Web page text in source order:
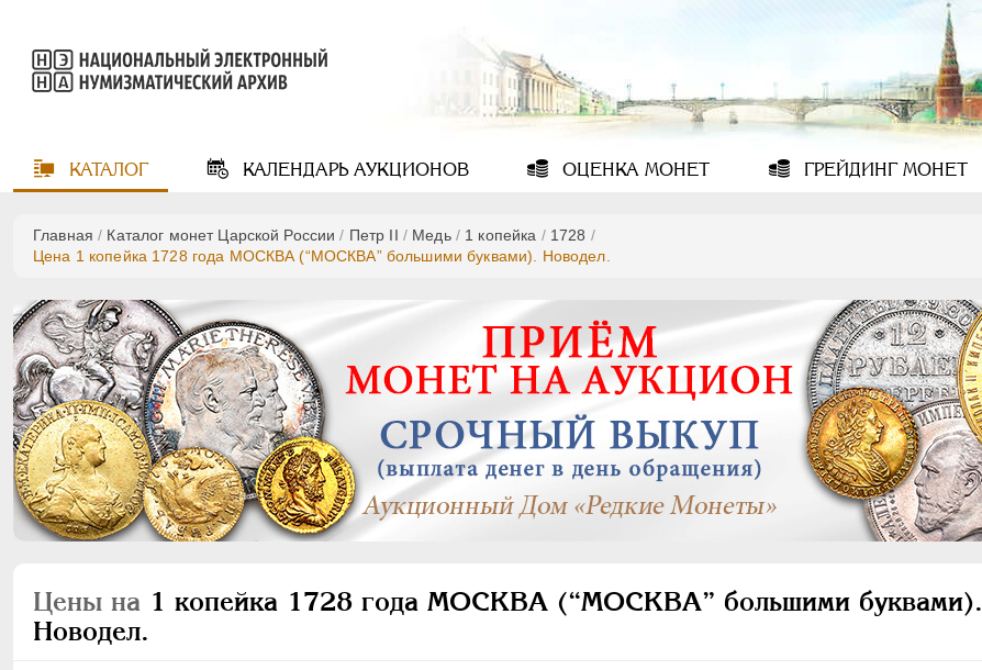
КАТАЛОГ КАЛЕНДАРЬАУКЦИОНОВ ОЦЕНКА МОНЕТ ГРЕЙДИНГМОНЕТ
Главная / Каталог монет Царской России / Петр II / Медь/ 1 копейка / 1728 /
Цена 1 копейка 1728 года МОСКВА (“МОСКВА” большими буквами). Новодел.
Цены на 1 копейка 1728 года МОСКВА (“МОСКВА” большими буквами).
Новодел.